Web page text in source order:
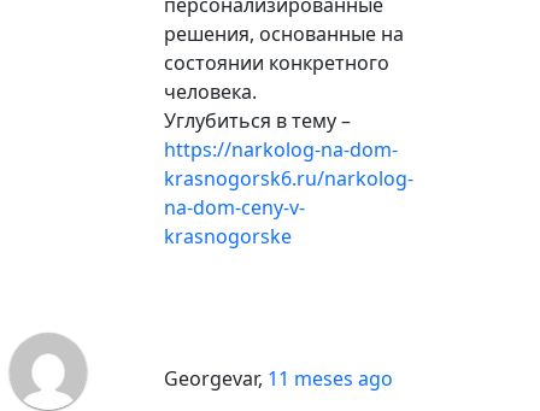
решения, основанные на
состоянии конкретного
человека.
Углубиться в тему –
https://narkolog-na-dom-
krasnogorsk6.ru/narkolog-
na-dom-ceny-v-
krasnogorske
Georgevar, 11 meses ago